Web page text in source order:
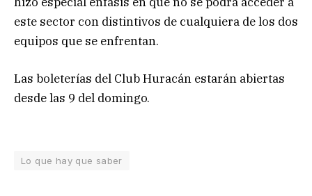
este sector con distintivos de cualquiera de los dos
equipos que se enfrentan.
Las boleterías del Club Huracán estarán abiertas
desde las 9 del domingo.
Lo que hay que saber